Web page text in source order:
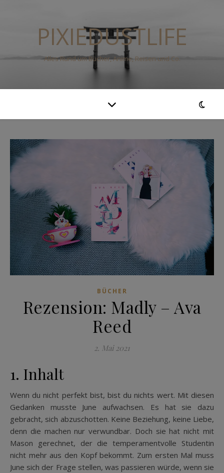
PIXIEDUSTLIFE
Alles Rund um Bücher, Anime, Reisen und Co.
BÜCHER
Rezension: Madly – Ava
Reed
2. Mai 2021
1. Inhalt
Wenn du nicht perfekt bist, bist du nichts wert. Mit diesen
Gedanken musste June aufwachsen. Es hat sie dazu
gebracht, sich abzuschotten. Keine Beziehung, keine Liebe,
denn die machen nur verwundbar. Doch sie hat nicht mit
Mason gerechnet, der die temperamentvolle Studentin
nicht mehr aus den Kopf bekommt. Zum ersten Mal muss
June sich der Frage stellen, was passieren würde, wenn sie